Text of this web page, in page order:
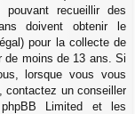
recueillir des
doivent obtenir le
pour la collecte de
de moins de 13 ans. Si
lorsque vous vous
contactez un conseiller
Limited et les